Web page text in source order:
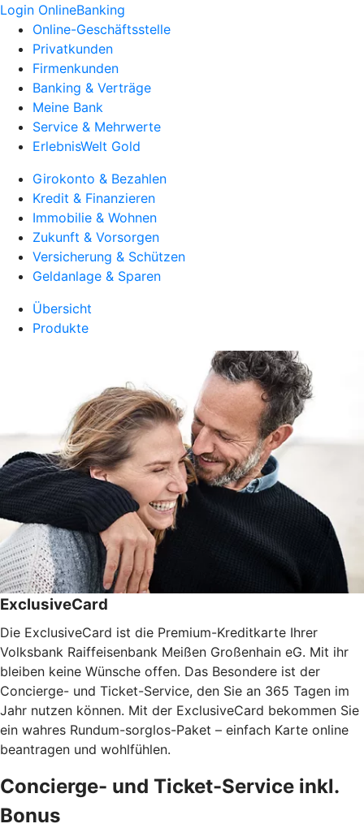
Login OnlineBanking
Online-Geschäftsstelle
Privatkunden
Firmenkunden
Banking & Verträge
Meine Bank
Service & Mehrwerte
ErlebnisWelt Gold
Girokonto & Bezahlen
Kredit & Finanzieren
Immobilie & Wohnen
Zukunft & Vorsorgen
Versicherung & Schützen
Geldanlage & Sparen
Übersicht
Produkte
ExclusiveCard
Die ExclusiveCard ist die Premium-Kreditkarte Ihrer
Volksbank Raiffeisenbank Meißen Großenhain eG. Mit ihr
bleiben keine Wünsche offen. Das Besondere ist der
Concierge- und Ticket-Service, den Sie an 365 Tagen im
Jahr nutzen können. Mit der ExclusiveCard bekommen Sie
ein wahres Rundum-sorglos-Paket – einfach Karte online
beantragen und wohlfühlen.
Concierge- und Ticket-Service inkl.
Bonus